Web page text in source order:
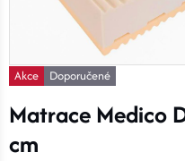
Akce Doporučené
Matrace Medico
cm